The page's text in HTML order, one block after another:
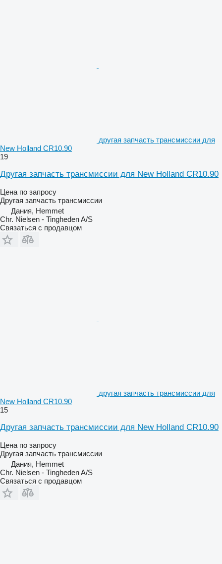
другая запчасть трансмиссии для
New Holland CR10.90
19
Другая запчасть трансмиссии для New Holland CR10.90
Цена по запросу
Другая запчасть трансмиссии
Дания, Hemmet
Chr. Nielsen - Tingheden A/S
Связаться с продавцом
другая запчасть трансмиссии для
New Holland CR10.90
15
Другая запчасть трансмиссии для New Holland CR10.90
Цена по запросу
Другая запчасть трансмиссии
Дания, Hemmet
Chr. Nielsen - Tingheden A/S
Связаться с продавцом